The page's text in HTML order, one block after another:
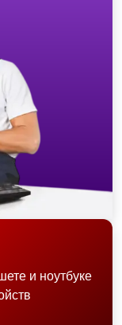
и ноутбуке